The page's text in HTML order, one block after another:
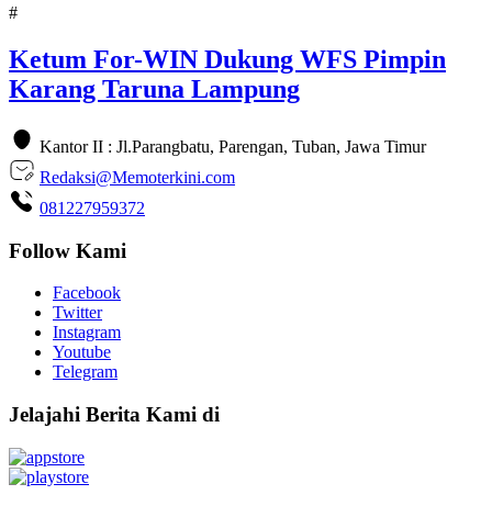
#
Ketum For-WIN Dukung WFS Pimpin
Karang Taruna Lampung
Kantor II : Jl.Parangbatu, Parengan, Tuban, Jawa Timur
Redaksi@Memoterkini.com
081227959372
Follow Kami
Facebook
Twitter
Instagram
Youtube
Telegram
Jelajahi Berita Kami di